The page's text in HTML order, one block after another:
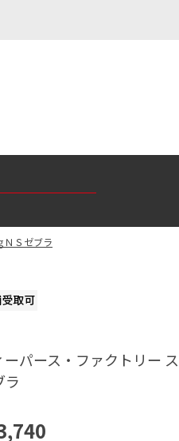
ＮＳゼブラ
ーパース・ファクトリー
ラ